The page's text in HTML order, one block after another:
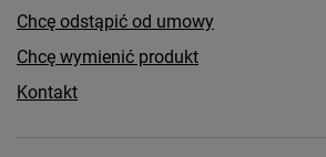
Chcę odstąpić od umowy
Chcę wymienić produkt
Kontakt